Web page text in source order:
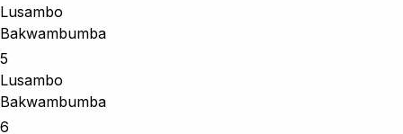
Lusambo
Bakwambumba
5
Lusambo
Bakwambumba
6